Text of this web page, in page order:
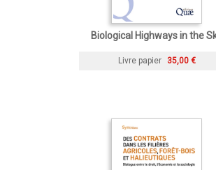
Biological Highways in the
Livre papier 35,00 €